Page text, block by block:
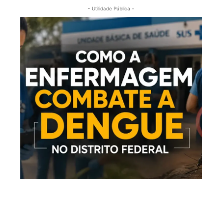
- Utilidade Pública -